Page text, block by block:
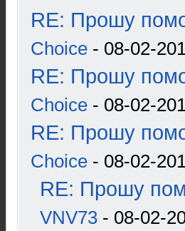
RE: Прошу
Choice - 08-02-
RE: Прошу
Choice - 08-02-
RE: Прошу
Choice - 08-02-
RE: Прошу
VNV73 - 08-02-